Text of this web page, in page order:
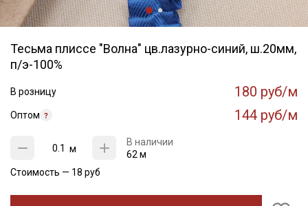
Тесьма плиссе "Волна" цв.лазурно-синий, ш.20мм,
п/э-100%
В розницу 180 руб/м
Оптом 144 руб/м
м
В наличии
62 м
Стоимость — 18 руб